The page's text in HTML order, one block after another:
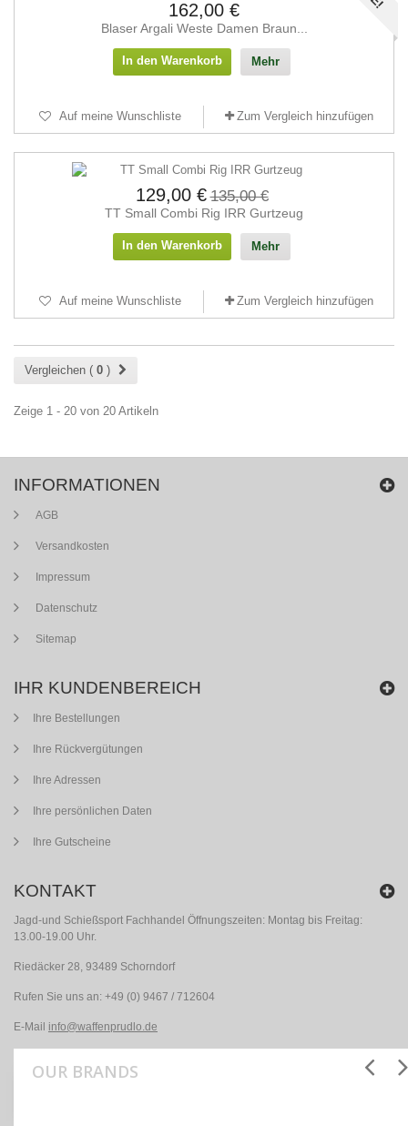
162,00 €
Blaser Argali Weste Damen Braun...
In den Warenkorb Mehr
Auf meine Wunschliste Zum Vergleich hinzufügen
129,00 € 135,00 €
TT Small Combi Rig IRR Gurtzeug
In den Warenkorb Mehr
Auf meine Wunschliste Zum Vergleich hinzufügen
Vergleichen ( 0 )
Zeige 1 - 20 von 20 Artikeln
INFORMATIONEN
AGB
Versandkosten
Impressum
Datenschutz
Sitemap
IHR KUNDENBEREICH
Ihre Bestellungen
Ihre Rückvergütungen
Ihre Adressen
Ihre persönlichen Daten
Ihre Gutscheine
KONTAKT
Jagd-und Schießsport Fachhandel Öffnungszeiten: Montag bis Freitag:
13.00-19.00 Uhr.
Riedäcker 28, 93489 Schorndorf
Rufen Sie uns an: +49 (0) 9467 / 712604
E-Mail info@waffenprudlo.de
OUR BRANDS